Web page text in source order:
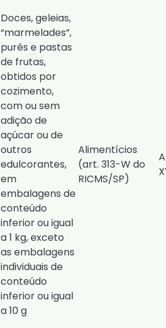
Doces, geleias,
“marmelades”,
purês e pastas
de frutas,
obtidos por
cozimento,
com ou sem
adição de
açúcar ou de
outros
edulcorantes,
em
embalagens de
conteúdo
inferior ou igual
a 1 kg, exceto
as embalagens
individuais de
conteúdo
inferior ou igual
a 10 g
Alimentícios
(art. 313-W do
RICMS/SP)